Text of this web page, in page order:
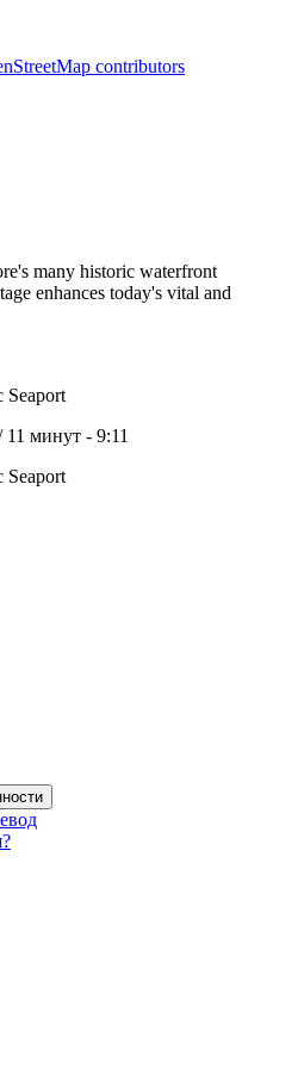
contributors
many historic waterfront
enhances today's vital and
Seaport
11 минут - 9:11
Seaport